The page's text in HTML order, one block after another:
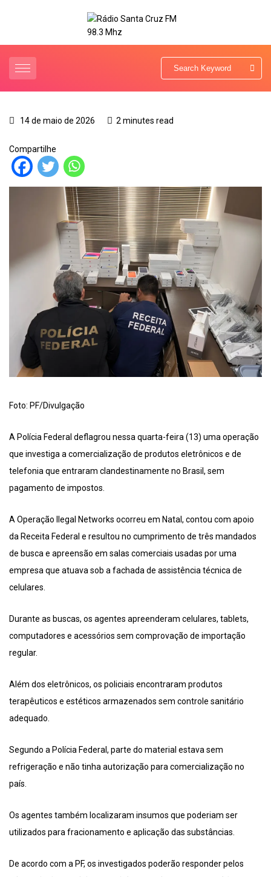
14 de maio de 2026 2 minutes read
Compartilhe
Foto: PF/Divulgação
A Polícia Federal deflagrou nessa quarta-feira (13) uma operação
que investiga a comercialização de produtos eletrônicos e de
telefonia que entraram clandestinamente no Brasil, sem
pagamento de impostos.
A Operação Ilegal Networks ocorreu em Natal, contou com apoio
da Receita Federal e resultou no cumprimento de três mandados
de busca e apreensão em salas comerciais usadas por uma
empresa que atuava sob a fachada de assistência técnica de
celulares.
Durante as buscas, os agentes apreenderam celulares, tablets,
computadores e acessórios sem comprovação de importação
regular.
Além dos eletrônicos, os policiais encontraram produtos
terapêuticos e estéticos armazenados sem controle sanitário
adequado.
Segundo a Polícia Federal, parte do material estava sem
refrigeração e não tinha autorização para comercialização no
país.
Os agentes também localizaram insumos que poderiam ser
utilizados para fracionamento e aplicação das substâncias.
De acordo com a PF, os investigados poderão responder pelos